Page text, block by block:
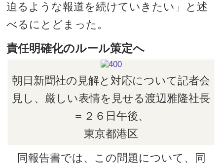
迫るような報道を続けていきたい」と述
べるにとどまった。
責任明確化のルール策定へ
朝日新聞社の見解と対応について記者会
見し、厳しい表情を見せる渡辺雅隆社長
＝２６日午後、
東京都港区
同報告書では、この問題について、同